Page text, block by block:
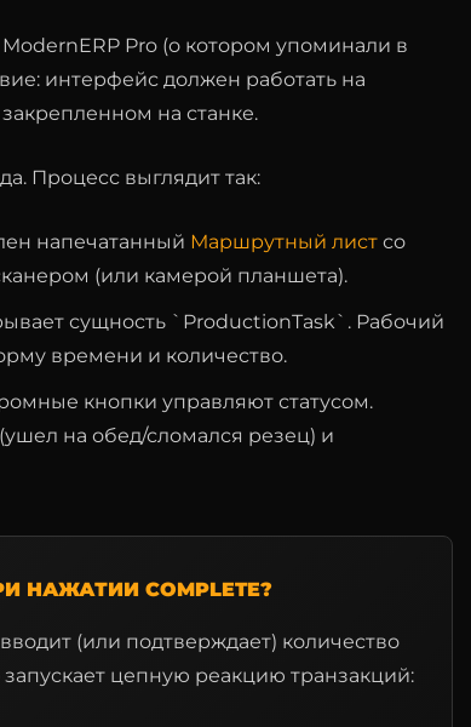
Pro (о котором упоминали в
интерфейс должен работать на
на станке.
Процесс выглядит так:
напечатанный Маршрутный лист со
(или камерой планшета).
сущность `ProductionTask`. Рабочий
времени и количество.
кнопки управляют статусом.
на обед/сломался резец) и
COMPLETE?
(или подтверждает) количество
цепную реакцию транзакций: